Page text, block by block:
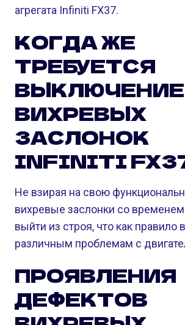
агрегата Infiniti FX37.
КОГДА ЖЕ
ТРЕБУЕТСЯ
ВЫКЛЮЧЕНИЕ
ВИХРЕВЫХ
ЗАСЛОНОК
INFINITI
Не взирая на свою
вихревые заслонки со
выйти из строя, что как правило
различным проблемам с
ПРОЯВЛЕНИЯ
ДЕФЕКТОВ